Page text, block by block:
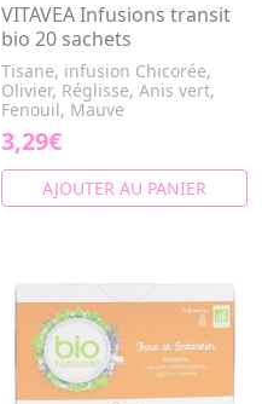
VITAVEA Infusions transit
bio 20 sachets
Tisane, infusion Chicorée,
Olivier, Réglisse, Anis vert,
Fenouil, Mauve
3,29€
AJOUTER AU PANIER